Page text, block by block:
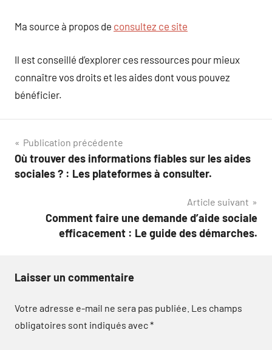
Ma source à propos de consultez ce site
Il est conseillé d’explorer ces ressources pour mieux
connaître vos droits et les aides dont vous pouvez
bénéficier.
Navigation
de
Publication précédente
Où trouver des informations fiables sur les aides
sociales ? : Les plateformes à consulter.
Article suivant
Comment faire une demande d’aide sociale
efficacement : Le guide des démarches.
Laisser un commentaire
Votre adresse e-mail ne sera pas publiée. Les champs
obligatoires sont indiqués avec*